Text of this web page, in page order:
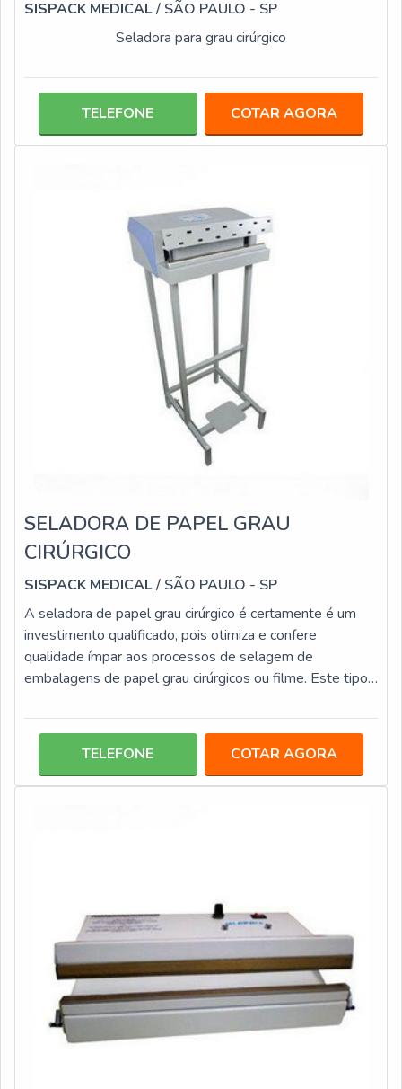
SISPACK MEDICAL/ SÃO PAULO - SP
Seladora para grau cirúrgico
TELEFONE COTAR AGORA
SELADORA DE PAPEL GRAU
CIRÚRGICO
SISPACK MEDICAL/ SÃO PAULO - SP
A seladora de papel grau cirúrgico é certamente é um
investimento qualificado, pois otimiza e confere
qualidade ímpar aos processos de selagem de
embalagens de papel grau cirúrgicos ou filme. Este tipo
que fazem da utilização prática, fácil e segura, questões
é um investimento assertivos para ambientes, tais como:
Laboratórios; Clínicas médicas; Consultório
TELEFONE COTAR AGORA